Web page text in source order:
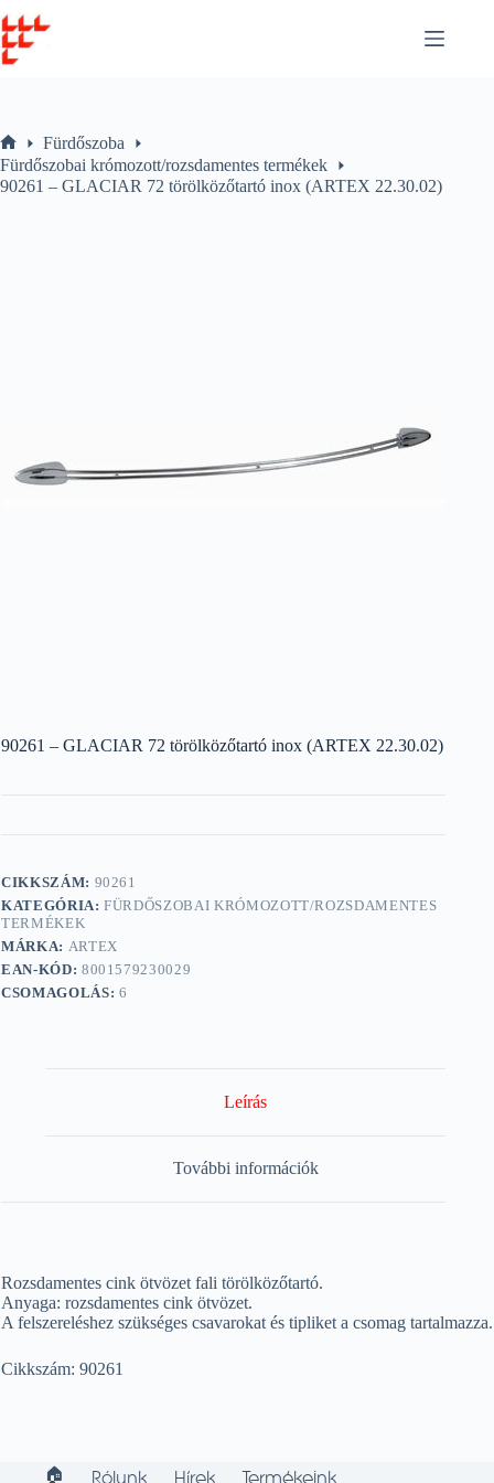
to
content
Home
Fürdőszoba
Fürdőszobai krómozott/rozsdamentes termékek
90261 – GLACIAR 72 törölközőtartó inox (ARTEX 22.30.02)
90261 – GLACIAR 72 törölközőtartó inox (ARTEX 22.30.02)
CIKKSZÁM: 90261
KATEGÓRIA:FÜRDŐSZOBAI KRÓMOZOTT/ROZSDAMENTES
TERMÉKEK
MÁRKA: ARTEX
EAN-KÓD: 8001579230029
CSOMAGOLÁS: 6
Leírás
További információk
Rozsdamentes cink ötvözet fali törölközőtartó.
Anyaga: rozsdamentes cink ötvözet.
A felszereléshez szükséges csavarokat és tipliket a csomag tartalmazza.
Cikkszám: 90261
🏠︎ Rólunk Hírek Termékeink